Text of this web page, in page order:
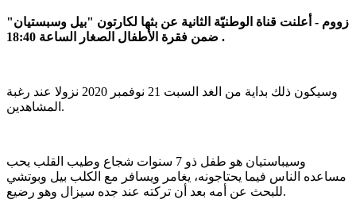
زووم - أعلنت قناة الوطنيّة الثانية عن بثها لكارتون "بيل وسبستيان"
ضمن فقرة الأطفال الصغار الساعة 18:40 .
وسيكون ذلك بداية من الغد السبت 21 نوفمبر 2020 نزولا عند رغبة
المشاهدين.
وسيباستيان هو طفل ذو 7 سنوات شجاع وطيب القلب يحب
مساعده الناس فيما يحتاجونه، يغامر ويسافر مع الكلب بيل وبوتشي
للبحث عن أمه بعد أن تركته عند جده سيزال وهو رضيع.